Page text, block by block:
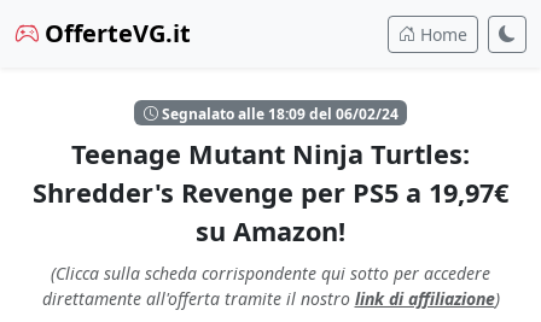
OfferteVG.it Home
Segnalato alle 18:09 del 06/02/24
Teenage Mutant Ninja Turtles:
Shredder's Revenge per PS5 a 19,97€
su Amazon!
(Clicca sulla scheda corrispondente qui sotto per accedere
direttamente all'offerta tramite il nostro link di affiliazione)